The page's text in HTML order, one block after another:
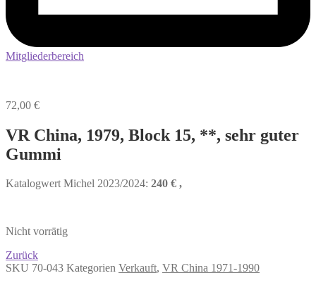
Mitgliederbereich
72,00 €
VR China, 1979, Block 15, **, sehr guter
Gummi
Katalogwert Michel 2023/2024: 240 € ,
Nicht vorrätig
Zurück
SKU 70-043 Kategorien Verkauft, VR China 1971-1990